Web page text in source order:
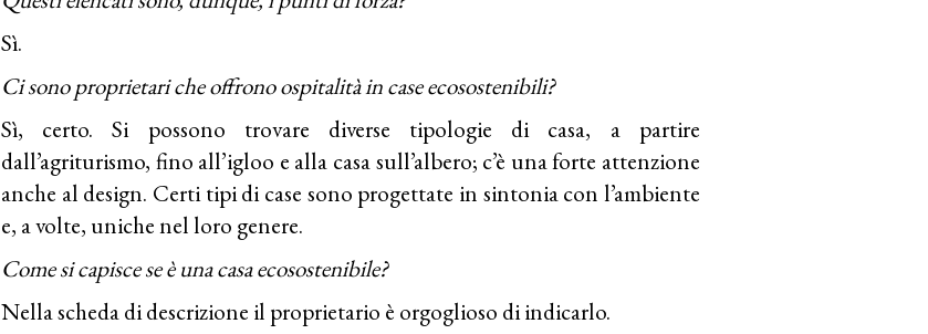
Sì.
Ci sono proprietari che offrono ospitalità in case ecosostenibili?
Sì, certo. Si possono trovare diverse tipologie di casa, a partire
dall’agriturismo, fino all’igloo e alla casa sull’albero; c’è una forte attenzione
anche al design. Certi tipi di case sono progettate in sintonia con l’ambiente
e, a volte, uniche nel loro genere.
Come si capisce se è una casa ecosostenibile?
Nella scheda di descrizione il proprietario è orgoglioso di indicarlo.